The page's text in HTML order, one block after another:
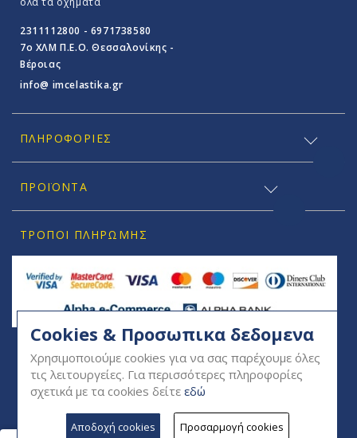
2311112800 - 6971738580
7o ΧΛΜ Π.E.O. Θεσσαλονίκης -
Βέροιας
info@ imcelastika.gr
ΠΛΗΡΟΦΟΡΊΕΣ
ΠΡΟΪΟΝΤΑ
ΤΡΌΠΟΙ ΠΛΗΡΩΜΉΣ
SOCIAL
Cookies & Προσωπικα δεδομενα
Χρησιμοποιούμε cookies για να σας παρέχουμε όλες
τις λειτουργείες. Για περισσότερες πληροφορίες
σχετικά με τα cookies δείτε εδώ
Αποδοχή cookies Προσαρμογή cookies